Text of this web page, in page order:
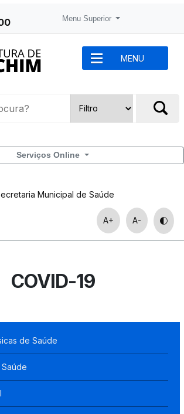
Menu Superior
MENU
Serviços Online
Municipal de Saúde
A+ A-
COVID-19
de Saúde